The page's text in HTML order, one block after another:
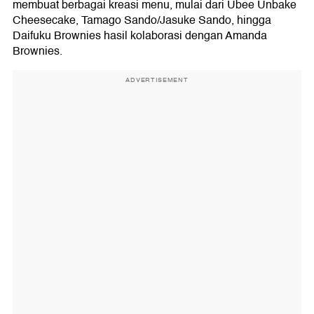
membuat berbagai kreasi menu, mulai dari Ubee Unbake
Cheesecake, Tamago Sando/Jasuke Sando, hingga
Daifuku Brownies hasil kolaborasi dengan Amanda
Brownies.
ADVERTISEMENT